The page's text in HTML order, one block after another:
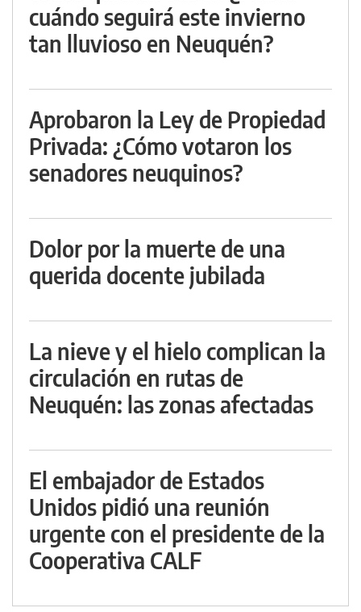
cuándo seguirá este invierno
tan lluvioso en Neuquén?
Aprobaron la Ley de Propiedad
Privada: ¿Cómo votaron los
senadores neuquinos?
Dolor por la muerte de una
querida docente jubilada
La nieve y el hielo complican la
circulación en rutas de
Neuquén: las zonas afectadas
El embajador de Estados
Unidos pidió una reunión
urgente con el presidente de la
Cooperativa CALF